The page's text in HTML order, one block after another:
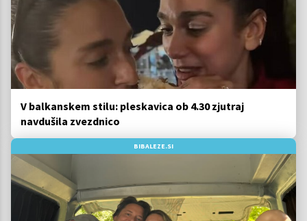
V balkanskem stilu: pleskavica ob 4.30 zjutraj
navdušila zvezdnico
BIBALEZE.SI